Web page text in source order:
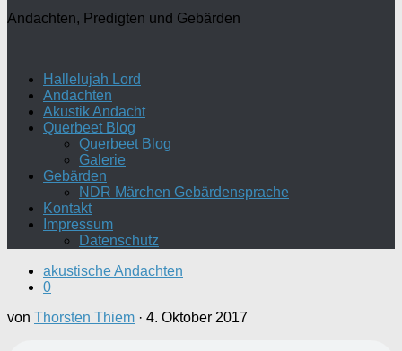
Andachten, Predigten und Gebärden
Hallelujah Lord
Andachten
Akustik Andacht
Querbeet Blog
Querbeet Blog
Galerie
Gebärden
NDR Märchen Gebärdensprache
Kontakt
Impressum
Datenschutz
akustische Andachten
0
von Thorsten Thiem · 4. Oktober 2017